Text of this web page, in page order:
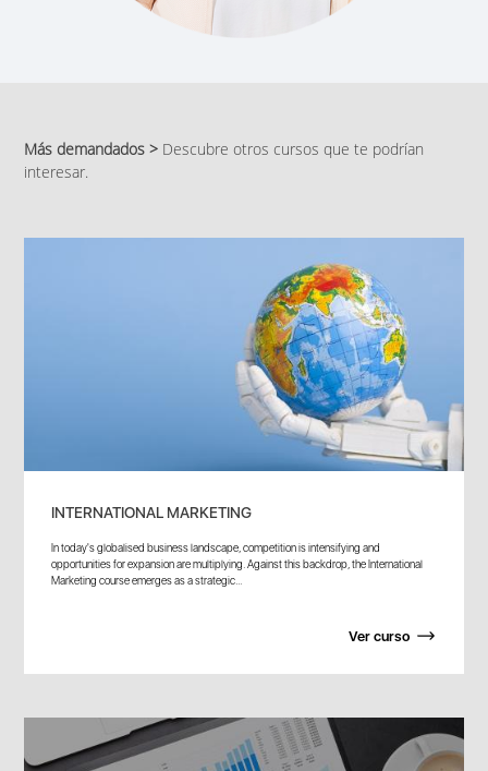
Más demandados > Descubre otros cursos que te podrían
interesar.
INTERNATIONAL MARKETING
In today's globalised business landscape, competition is intensifying and
opportunities for expansion are multiplying. Against this backdrop, the International
Marketing course emerges as a strategic...
Ver curso